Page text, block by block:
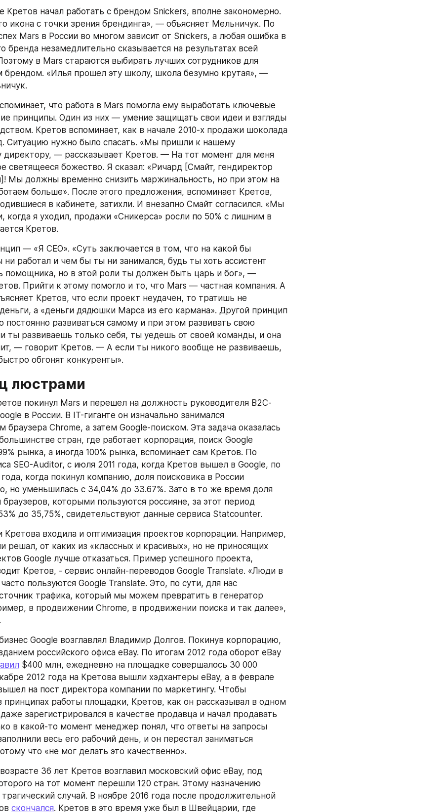
Кретов начал работать с брендом Snickers, вполне закономерно.
икона с точки зрения брендинга», — объясняет Мельничук. По
Mars в России во многом зависит от Snickers, а любая ошибка в
бренда незамедлительно сказывается на результатах всей
в Mars стараются выбирать лучших сотрудников для
брендом. «Илья прошел эту школу, школа безумно крутая», —
что работа в Mars помогла ему выработать ключевые
принципы. Один из них — умение защищать свои идеи и взгляды
Кретов вспоминает, как в начале 2010-х продажи шоколада
Ситуацию нужно было спасать. «Мы пришли к нашему
директору, — рассказывает Кретов. — На тот момент для меня
светящееся божество. Я сказал: «Ричард [Смайт, гендиректор
Мы должны временно снизить маржинальность, но при этом на
больше». После этого предложения, вспоминает Кретов,
в кабинете, затихли. И внезапно Смайт согласился. «Мы
когда я уходил, продажи «Сникерса» росли по 50% с лишним в
Кретов.
— «Я СЕО». «Суть заключается в том, что на какой бы
работал и чем бы ты ни занимался, будь ты хоть ассистент
помощника, но в этой роли ты должен быть царь и бог», —
Прийти к этому помогло и то, что Mars — частная компания. А
Кретов, что если проект неудачен, то тратишь не
а «деньги дядюшки Марса из его кармана». Другой принцип
развиваться самому и при этом развивать свою
ты развиваешь только себя, ты уедешь от своей команды, и она
— говорит Кретов. — А если ты никого вообще не развиваешь,
обгонят конкуренты».
люстрами
покинул Mars и перешел на должность руководителя B2С-
в России. В IT-гиганте он изначально занимался
браузера Chrome, а затем Google-поиском. Эта задача оказалась
стран, где работает корпорация, поиск Google
рынка, а иногда 100% рынка, вспоминает сам Кретов. По
SEO-Auditor, с июля 2011 года, когда Кретов вышел в Google, по
когда покинул компанию, доля поисковика в России
но уменьшилась с 34,04% до 33.67%. Зато в то же время доля
браузеров, которыми пользуются россияне, за этот период
до 35,75%, свидетельствуют данные сервиса Statcounter.
Кретова входила и оптимизация проектов корпорации. Например,
решал, от каких из «классных и красивых», но не приносящих
Google лучше отказаться. Пример успешного проекта,
Кретов, - сервис онлайн-переводов Google Translate. «Люди в
пользуются Google Translate. Это, по сути, для нас
трафика, который мы можем превратить в генератор
в продвижении Chrome, в продвижении поиска и так далее»,
Google возглавлял Владимир Долгов. Покинув корпорацию,
российского офиса eBay. По итогам 2012 года оборот eBay
$400 млн, ежедневно на площадке совершалось 30 000
2012 года на Кретова вышли хэдхантеры eBay, а в феврале
на пост директора компании по маркетингу. Чтобы
принципах работы площадки, Кретов, как он рассказывал в одном
зарегистрировался в качестве продавца и начал продавать
в какой-то момент менеджер понял, что ответы на запросы
весь его рабочий день, и он перестал заниматься
что «не мог делать это качественно».
36 лет Кретов возглавил московский офис eBay, под
на тот момент перешли 120 стран. Этому назначению
трагический случай. В ноябре 2016 года после продолжительной
скончался. Кретов в это время уже был в Швейцарии, где